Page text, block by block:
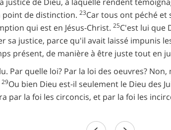
point de distinction. 23Car tous ont péché et
qui est en Jésus-Christ. 25C'est lui que
justice, parce qu'il avait laissé impunis
présent, de manière à être juste tout en
Par quelle loi? Par la loi des oeuvres?
29Ou bien Dieu est-il seulement le Dieu des
par la foi les circoncis, et par la foi les